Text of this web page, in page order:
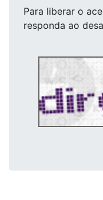
Para liberar o
responda ao